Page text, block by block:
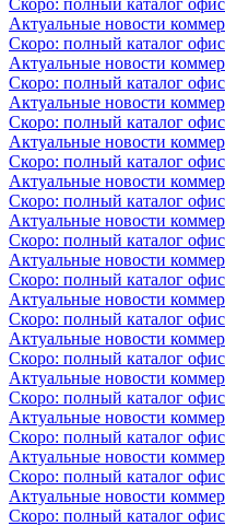
Актуальные новости
Скоро: полный каталог
Актуальные новости
Скоро: полный каталог
Актуальные новости
Скоро: полный каталог
Актуальные новости
Скоро: полный каталог
Актуальные новости
Скоро: полный каталог
Актуальные новости
Скоро: полный каталог
Актуальные новости
Скоро: полный каталог
Актуальные новости
Скоро: полный каталог
Актуальные новости
Скоро: полный каталог
Актуальные новости
Скоро: полный каталог
Актуальные новости
Скоро: полный каталог
Актуальные новости
Скоро: полный каталог
Актуальные новости
Скоро: полный каталог